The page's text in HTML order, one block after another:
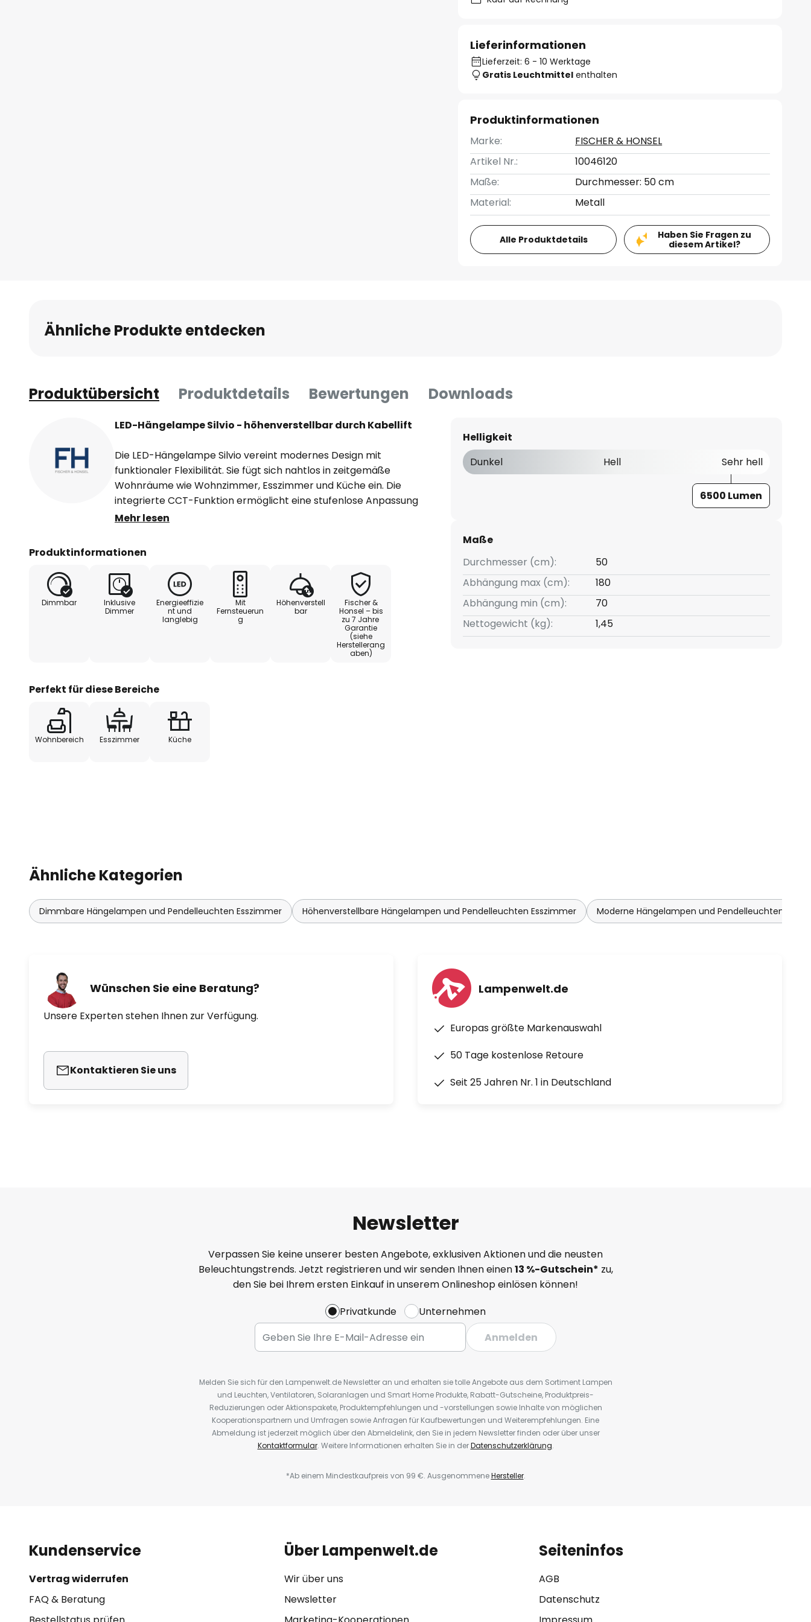
Lieferinformationen
Lieferzeit: 6 - 10 Werktage
Gratis Leuchtmittel enthalten
Produktinformationen
Marke:
FISCHER & HONSEL
Artikel Nr.:
10046120
Maße:
Durchmesser: 50 cm
Material:
Metall
Alle Produktdetails
Haben Sie Fragen zu
diesem Artikel?
Ähnliche Produkte entdecken
Produktübersicht Produktdetails Bewertungen Downloads
LED-Hängelampe Silvio - höhenverstellbar durch Kabellift
Die LED-Hängelampe Silvio vereint modernes Design mit
funktionaler Flexibilität. Sie fügt sich nahtlos in zeitgemäße
Wohnräume wie Wohnzimmer, Esszimmer und Küche ein. Die
integrierte CCT-Funktion ermöglicht eine stufenlose Anpassung
der Lichtfarbe von Warmweiß bis Tageslicht, um die
Hängelampe Silvio, die eine individuelle Anpassung an
verschiedene Raumhöhen und Nutzungsszenarien erlaubt. Die
Dimmbarkeit mittels Fernbedienung bietet zusätzliche
Flexibilität. Die fest verbaute LED-Lichtquelle garantiert eine
energieeffiziente Beleuchtung, die den modernen Ansprüchen
an Nachhaltigkeit und Langlebigkeit gerecht wird.
Mehr lesen
Produktinformationen
Dimmbar
Inklusive
Dimmer
Energieeffizie
nt und
langlebig
Mit
Fernsteuerun
g
Höhenverstell
bar
Fischer &
Honsel – bis
zu 7 Jahre
Garantie
(siehe
Herstellerang
aben)
Perfekt für diese Bereiche
Wohnbereich Esszimmer Küche
Helligkeit
Dunkel
Hell Sehr hell
6500 Lumen
Maße
Durchmesser (cm):
50
Abhängung max (cm):
180
Abhängung min (cm):
70
Nettogewicht (kg):
1,45
Ähnliche Kategorien
Dimmbare Hängelampen und Pendelleuchten Esszimmer Höhenverstellbare Hängelampen und Pendelleuchten Esszimmer Moderne Hängelampen und Pendelleuchten
Wünschen Sie eine Beratung?
Unsere Experten stehen Ihnen zur Verfügung.
Kontaktieren Sie uns
Lampenwelt.de
Europas größte Markenauswahl
50 Tage kostenlose Retoure
Seit 25 Jahren Nr. 1 in Deutschland
Newsletter
Verpassen Sie keine unserer besten Angebote, exklusiven Aktionen und die neusten
Beleuchtungstrends. Jetzt registrieren und wir senden Ihnen einen13 %-Gutschein* zu,
den Sie bei Ihrem ersten Einkauf in unserem Onlineshop einlösen können!
Privatkunde
Unternehmen
Anmelden
Melden Sie sich für den Lampenwelt.de Newsletter an und erhalten sie tolle Angebote aus dem Sortiment Lampen
und Leuchten, Ventilatoren, Solaranlagen und Smart Home Produkte, Rabatt-Gutscheine, Produktpreis-
Reduzierungen oder Aktionspakete, Produktempfehlungen und -vorstellungen sowie Inhalte von möglichen
Kooperationspartnern und Umfragen sowie Anfragen für Kaufbewertungen und Weiterempfehlungen. Eine
Abmeldung ist jederzeit möglich über den Abmeldelink, den Sie in jedem Newsletter finden oder über unser
Kontaktformular. Weitere Informationen erhalten Sie in derDatenschutzerklärung.
*Ab einem Mindestkaufpreis von 99 €. AusgenommeneHersteller.
Kundenservice
Vertrag widerrufen
FAQ & Beratung
Über Lampenwelt.de
Wir über uns
Newsletter
Seiteninfos
AGB
Datenschutz